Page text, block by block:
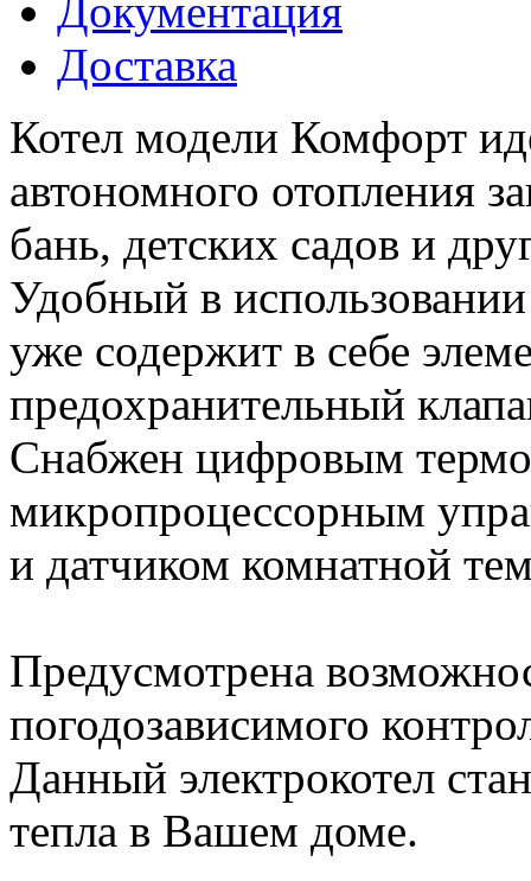
Документация
Доставка
Котел модели Комфорт
автономного отопления
бань, детских садов и
Удобный в
уже содержит в себе
предохранительный
Снабжен цифровым
микропроцессорным
и датчиком комнатной
Предусмотрена
погодозависимого
Данный электрокотел
тепла в Вашем доме.